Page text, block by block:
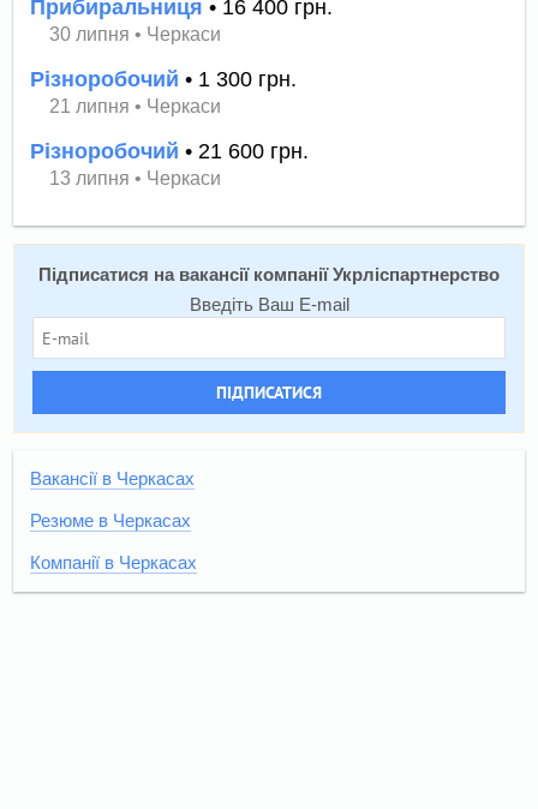
Прибиральниця • 16 400 грн.
30 липня • Черкаси
Різноробочий • 1 300 грн.
21 липня • Черкаси
Різноробочий • 21 600 грн.
13 липня • Черкаси
Підписатися на вакансії компанії Укрліспартнерство
Введіть Ваш E-mail
ПІДПИСАТИСЯ
Вакансії в Черкасах
Резюме в Черкасах
Компанії в Черкасах